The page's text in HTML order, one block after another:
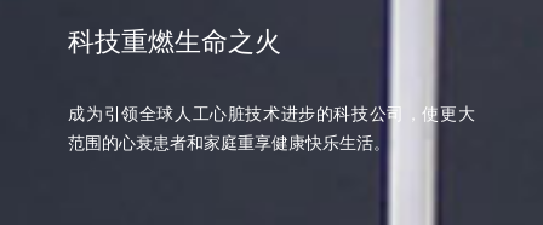
科技重燃生命之火
成为引领全球人工心脏技术进步的科技公司，使更大
范围的心衰患者和家庭重享健康快乐生活。